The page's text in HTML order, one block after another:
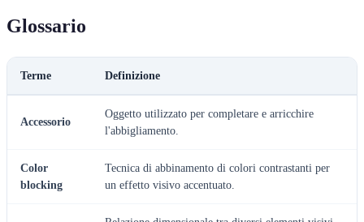
Glossario
Terme Definizione
Accessorio
Oggetto utilizzato per completare e arricchire
l'abbigliamento.
Color
blocking
Tecnica di abbinamento di colori contrastanti per
un effetto visivo accentuato.